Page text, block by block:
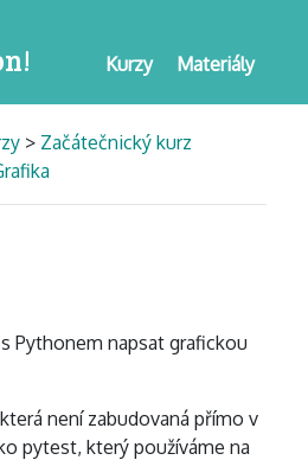
Materiály
Kurzy
> Začátečnický kurz
Pythonem napsat grafickou
není zabudovaná přímo v
pytest, který používáme na